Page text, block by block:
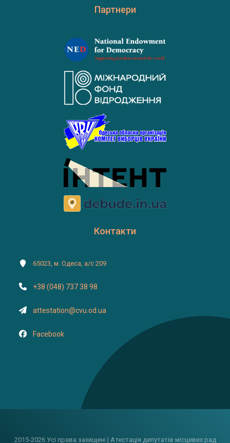
Партнери
Контакти
65023, м. Одеса, а/с 209
+38 (048) 737 38 98
attestation@cvu.od.ua
Facebook
2015-2026 Усі права захищені | Атестація депутатів місцевих рад